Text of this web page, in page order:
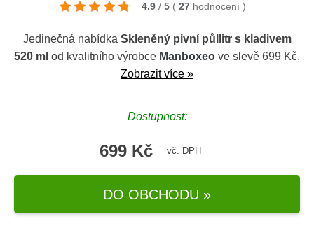
4.9 / 5 ( 27 hodnocení )
Jedinečná nabídka Skleněný pivní půllitr s kladivem
520 ml od kvalitního výrobce Manboxeo ve slevě 699 Kč.
Zobrazit více »
Dostupnost:
699 Kč vč. DPH
DO OBCHODU »